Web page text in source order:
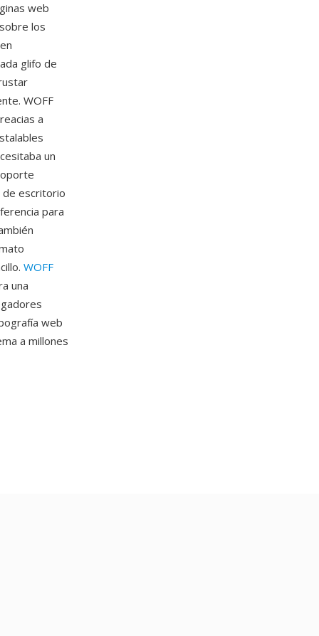
web
los
glifo de
WOFF
a
un
escritorio
para
WOFF
una
web
a millones